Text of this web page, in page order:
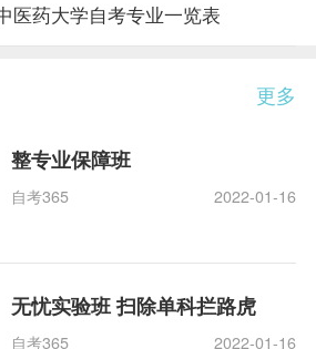
医药大学自考专业一览表
更多
整专业保障班
自考365 2022-01-16
无忧实验班 扫除单科拦路虎
自考365 2022-01-16